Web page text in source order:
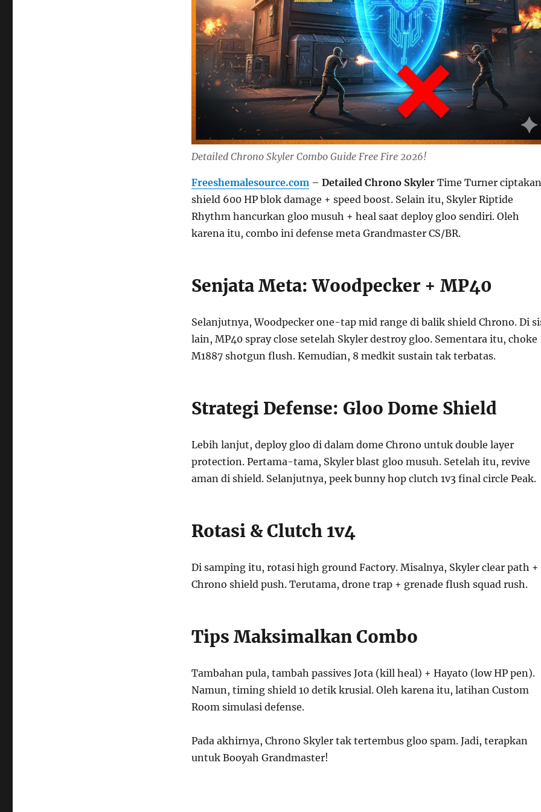
Detailed Chrono Skyler Combo Guide Free Fire 2026!
Freeshemalesource.com– Detailed Chrono SkylerTime Turner ciptakan
shield 600 HP blok damage + speed boost. Selain itu, Skyler Riptide
Rhythm hancurkan gloo musuh + heal saat deploy gloo sendiri. Oleh
karena itu, combo ini defense meta Grandmaster CS/BR.
Senjata Meta: Woodpecker + MP40
Selanjutnya, Woodpecker one-tap mid range di balik shield Chrono. Di
lain, MP40 spray close setelah Skyler destroy gloo. Sementara itu, choke
M1887 shotgun flush. Kemudian, 8 medkit sustain tak terbatas.
Strategi Defense: Gloo Dome Shield
Lebih lanjut, deploy gloo di dalam dome Chrono untuk double layer
protection. Pertama-tama, Skyler blast gloo musuh. Setelah itu, revive
aman di shield. Selanjutnya, peek bunny hop clutch 1v3 final circle Peak.
Rotasi & Clutch 1v4
Di samping itu, rotasi high ground Factory. Misalnya, Skyler clear path +
Chrono shield push. Terutama, drone trap + grenade flush squad rush.
Tips Maksimalkan Combo
Tambahan pula, tambah passives Jota (kill heal) + Hayato (low HP pen).
Namun, timing shield 10 detik krusial. Oleh karena itu, latihan Custom
Room simulasi defense.
Pada akhirnya, Chrono Skyler tak tertembus gloo spam. Jadi, terapkan
untuk Booyah Grandmaster!